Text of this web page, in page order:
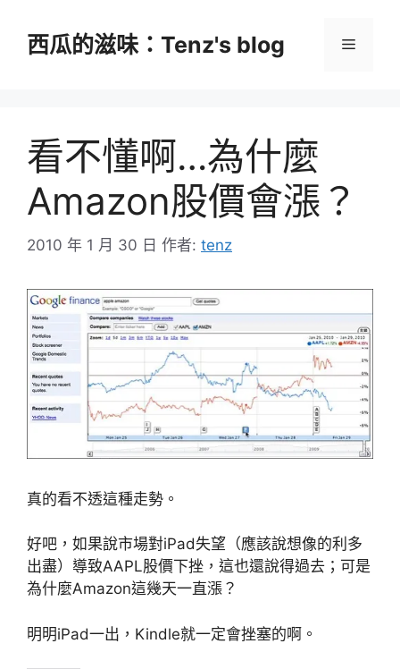
西瓜的滋味：Tenz's blog 選
看不懂啊…為什麼
Amazon股價會漲？
2010 年 1 月 30 日 作者: tenz
真的看不透這種走勢。
好吧，如果說市場對iPad失望（應該說想像的利多
出盡）導致AAPL股價下挫，這也還說得過去；可是
為什麼Amazon這幾天一直漲？
明明iPad一出，Kindle就一定會挫塞的啊。